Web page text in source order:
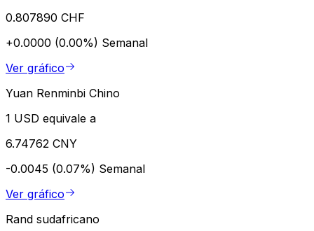
0.807890 CHF
+0.0000 (0.00%) Semanal
Ver gráfico
Yuan Renminbi Chino
1 USD equivale a
6.74762 CNY
-0.0045 (0.07%) Semanal
Ver gráfico
Rand sudafricano